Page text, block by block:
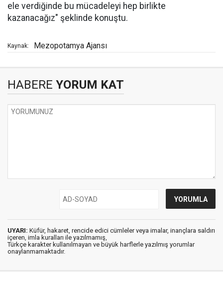
ele verdiğinde bu mücadeleyi hep birlikte
kazanacağız" şeklinde konuştu.
Kaynak: Mezopotamya Ajansı
HABERE YORUM KAT
UYARI: Küfür, hakaret, rencide edici cümleler veya imalar, inançlara saldırı
içeren, imla kuralları ile yazılmamış,
Türkçe karakter kullanılmayan ve büyük harflerle yazılmış yorumlar
onaylanmamaktadır.